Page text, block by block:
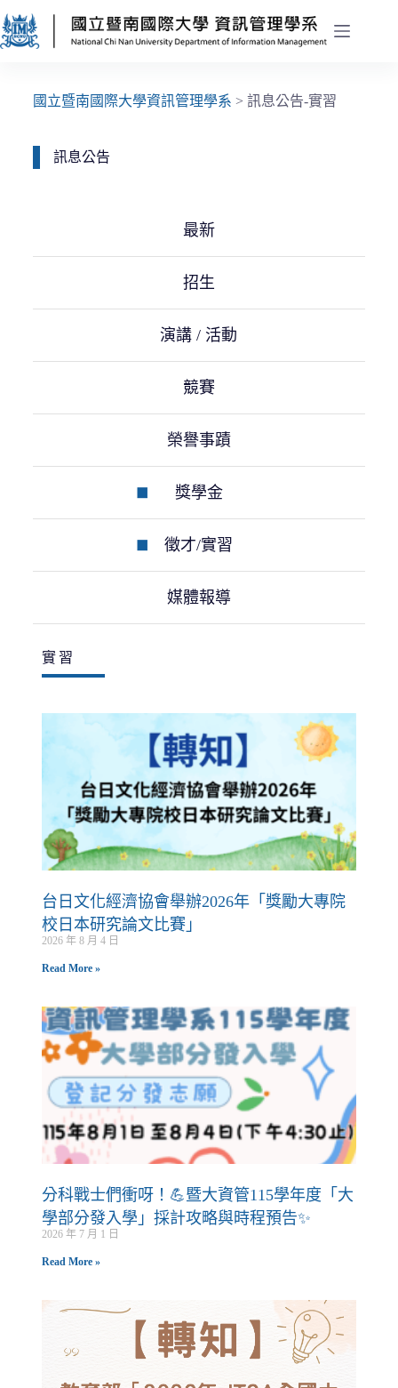
國立暨南國際大學資訊管理學系 > 訊息公告-實習
訊息公告
最新
招生
演講 / 活動
競賽
榮譽事蹟
獎學金
徵才/實習
媒體報導
實習
台日文化經濟協會舉辦2026年「獎勵大專院
校日本研究論文比賽」
2026 年 8 月 4 日
Read More »
分科戰士們衝呀！💪暨大資管115學年度「大
學部分發入學」採計攻略與時程預告✨
2026 年 7 月 1 日
Read More »